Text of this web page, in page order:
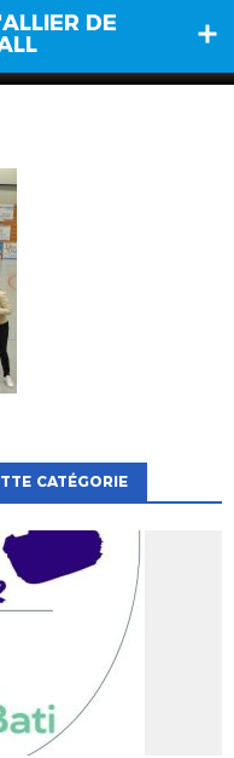
DE
CATÉGORIE